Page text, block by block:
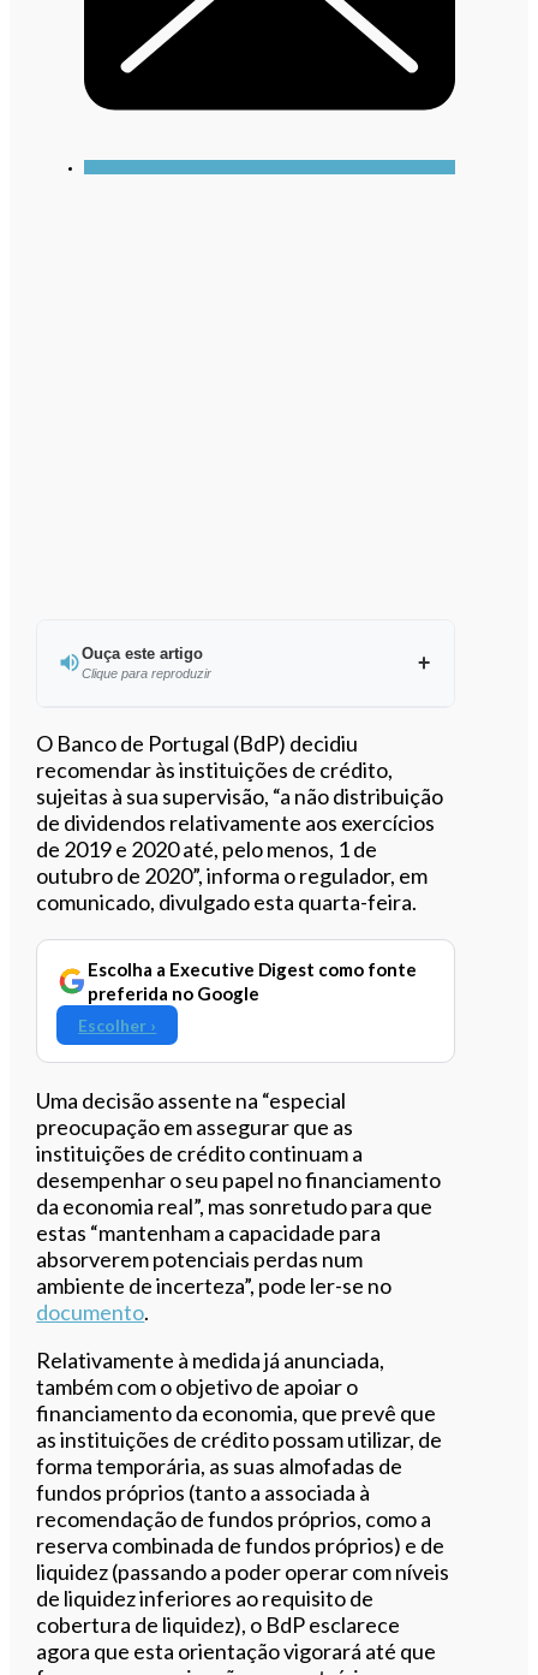
Ouça este artigo
Clique para reproduzir
Ouvir este artigo
O Banco de Portugal (BdP) decidiu
recomendar às instituições de crédito,
sujeitas à sua supervisão, “a não distribuição
de dividendos relativamente aos exercícios
de 2019 e 2020 até, pelo menos, 1 de
outubro de 2020”, informa o regulador, em
comunicado, divulgado esta quarta-feira.
Escolha a Executive Digest como fonte
preferida no Google
Escolher ›
Uma decisão assente na “especial
preocupação em assegurar que as
instituições de crédito continuam a
desempenhar o seu papel no financiamento
da economia real”, mas sonretudo para que
estas “mantenham a capacidade para
absorverem potenciais perdas num
ambiente de incerteza”, pode ler-se no
documento.
Relativamente à medida já anunciada,
também com o objetivo de apoiar o
financiamento da economia, que prevê que
as instituições de crédito possam utilizar, de
forma temporária, as suas almofadas de
fundos próprios (tanto a associada à
recomendação de fundos próprios, como a
reserva combinada de fundos próprios) e de
liquidez (passando a poder operar com níveis
de liquidez inferiores ao requisito de
cobertura de liquidez), o BdP esclarece
agora que esta orientação vigorará até que